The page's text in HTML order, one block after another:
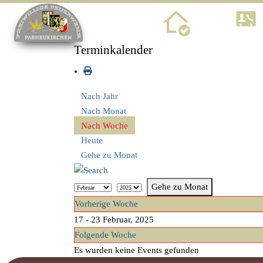
Terminkalender
Nach Jahr
Nach Monat
Nach Woche
Heute
Gehe zu Monat
Gehe zu Monat
Vorherige Woche
17 - 23 Februar, 2025
Folgende Woche
Es wurden keine Events gefunden